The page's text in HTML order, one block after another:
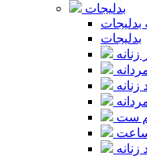
بدلیجات
بدلیجات
زنانه
زنانه
ست
ساعت
زنانه